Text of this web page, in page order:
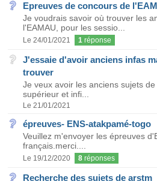
Epreuves de concours de
Je voudrais savoir où trouver les
l'EAMAU, pour les sessio...
Le 24/01/2021 1 réponse
J'essaie d'avoir anciens infas
trouver
Je veux avoir les anciens sujets
supérieur et infi...
Le 21/01/2021
épreuves- ENS-atakpamé-togo
Veuillez m'envoyer les épreuves
français.merci....
Le 19/12/2020 8 réponses
Recherche des sujets de arstm